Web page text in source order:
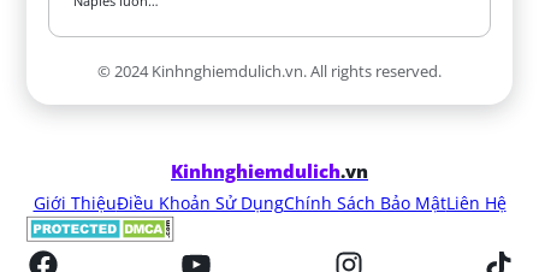
© 2024 Kinhnghiemdulich.vn. All rights reserved.
Kinhnghiemdulich.vn
Giới ThiệuĐiều Khoản Sử DụngChính Sách Bảo MậtLiên Hệ